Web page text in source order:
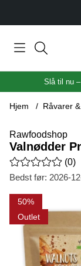
Slå til nu
Hjem Råvarer
Rawfoodshop
Valnødder
Gennemsnitlig
(0)
Bedst før: 2026-
50
Outlet
Produktbilleder